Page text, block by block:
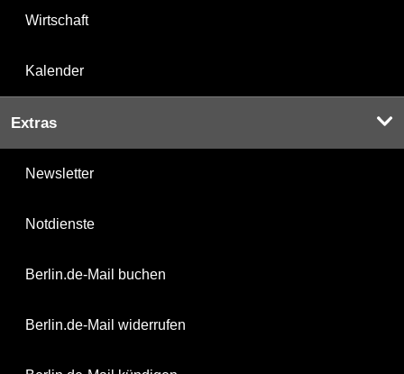
Wirtschaft
Kalender
Extras
Newsletter
Notdienste
Berlin.de-Mail buchen
Berlin.de-Mail widerrufen